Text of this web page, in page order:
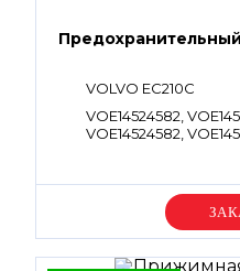
VOLVO EC210C
VOE14524582,
VOE14524582,